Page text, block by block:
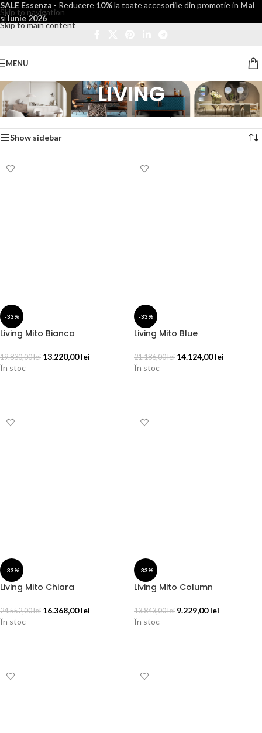
Skip to navigation
Skip to main content
SALE Essenza - Reducere 10%la toate accesoriile din promotie in Mai
siIunie 2026
MENU
LIVING
Prima pagină/Mobilier/LIVING Afișez 1 - 12 din 13 rezultate
Show sidebar
-33%
Living Mito Bianca
19.830,00lei 13.220,00lei
În stoc
-33%
Living Mito Blue
21.186,00lei 14.124,00lei
În stoc
-33%
Living Mito Chiara
24.552,00lei 16.368,00lei
În stoc
-33%
Living Mito Column
13.843,00lei 9.229,00lei
În stoc